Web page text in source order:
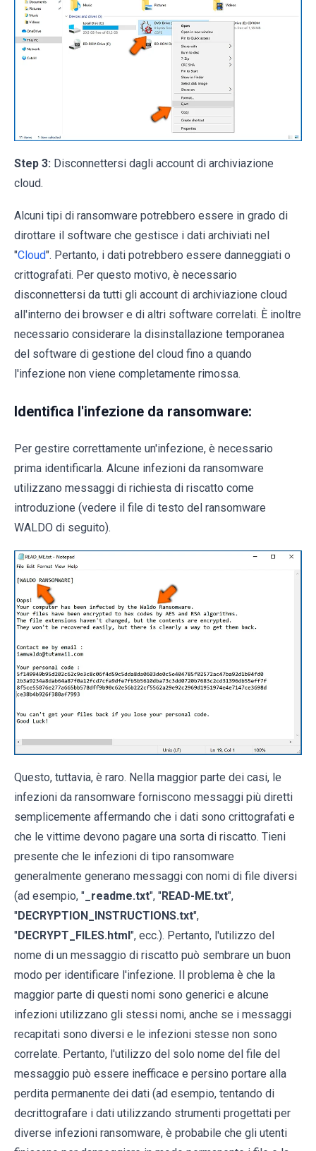
Step 3: Disconnettersi dagli account di archiviazione
cloud.
Alcuni tipi di ransomware potrebbero essere in grado di
dirottare il software che gestisce i dati archiviati nel
"Cloud". Pertanto, i dati potrebbero essere danneggiati o
crittografati. Per questo motivo, è necessario
disconnettersi da tutti gli account di archiviazione cloud
all'interno dei browser e di altri software correlati. È inoltre
necessario considerare la disinstallazione temporanea
del software di gestione del cloud fino a quando
l'infezione non viene completamente rimossa.
Identifica l'infezione da ransomware:
Per gestire correttamente un'infezione, è necessario
prima identificarla. Alcune infezioni da ransomware
utilizzano messaggi di richiesta di riscatto come
introduzione (vedere il file di testo del ransomware
WALDO di seguito).
Questo, tuttavia, è raro. Nella maggior parte dei casi, le
infezioni da ransomware forniscono messaggi più diretti
semplicemente affermando che i dati sono crittografati e
che le vittime devono pagare una sorta di riscatto. Tieni
presente che le infezioni di tipo ransomware
generalmente generano messaggi con nomi di file diversi
(ad esempio, " _readme.txt", "READ-ME.txt",
"DECRYPTION_INSTRUCTIONS.txt",
"DECRYPT_FILES.html ", ecc.). Pertanto, l'utilizzo del
nome di un messaggio di riscatto può sembrare un buon
modo per identificare l'infezione. Il problema è che la
maggior parte di questi nomi sono generici e alcune
infezioni utilizzano gli stessi nomi, anche se i messaggi
recapitati sono diversi e le infezioni stesse non sono
correlate. Pertanto, l'utilizzo del solo nome del file del
messaggio può essere inefficace e persino portare alla
perdita permanente dei dati (ad esempio, tentando di
decrittografare i dati utilizzando strumenti progettati per
diverse infezioni ransomware, è probabile che gli utenti